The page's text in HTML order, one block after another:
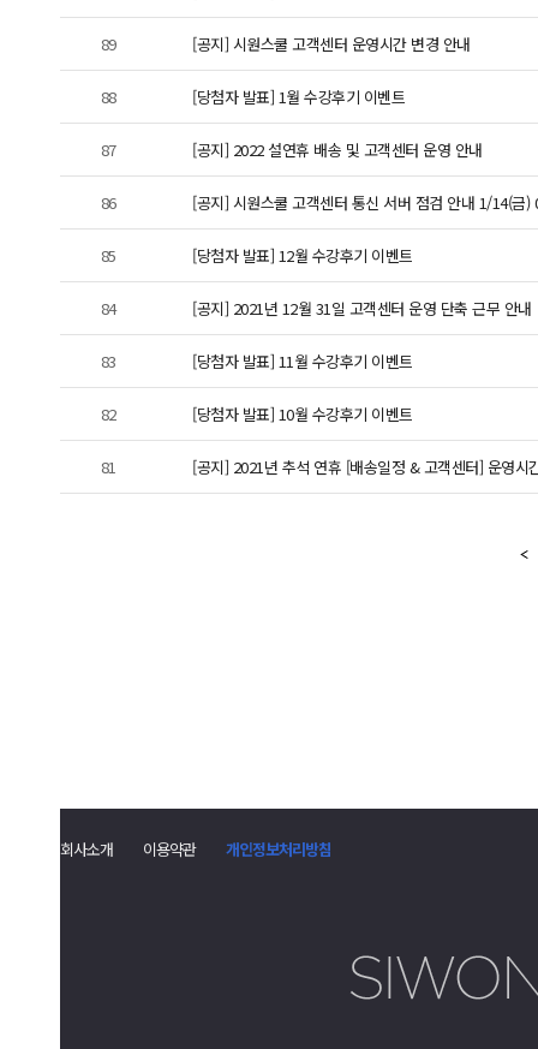
89 [공지] 시원스쿨 고객센터 운영시간 변경 안내
88 [당첨자 발표] 1월 수강후기 이벤트
87 [공지] 2022 설연휴 배송 및 고객센터 운영 안내
86 [공지] 시원스쿨 고객센터 통신 서버 점검 안내 1/14(금)
85 [당첨자 발표] 12월 수강후기 이벤트
84 [공지] 2021년 12월 31일 고객센터 운영 단축 근무 안내
83 [당첨자 발표] 11월 수강후기 이벤트
82 [당첨자 발표] 10월 수강후기 이벤트
81 [공지] 2021년 추석 연휴 [배송일정 & 고객센터] 운영시
회사소개 이용약관 개인정보처리방침